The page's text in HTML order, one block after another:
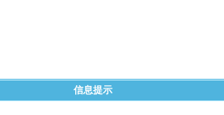
信息提示